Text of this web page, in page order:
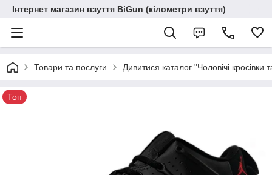
Інтернет магазин взуття BiGun (кілометри взуття)
Товари та послуги Дивитися каталог "Чоловічі кросівки
Топ